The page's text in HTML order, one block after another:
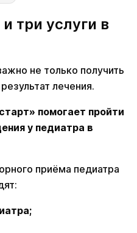
три услуги в
не только получить
лечения.
помогает пройти
у педиатра в
приёма педиатра